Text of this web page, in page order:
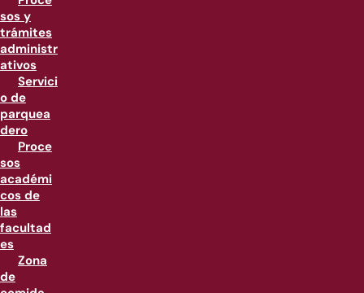
sos y
trámites
administr
ativos
Servici
o de
parquea
dero
Proce
sos
académi
cos de
las
facultad
es
Zona
de